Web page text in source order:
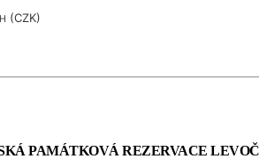
(CZK)
PAMÁTKOVÁ REZERVACE